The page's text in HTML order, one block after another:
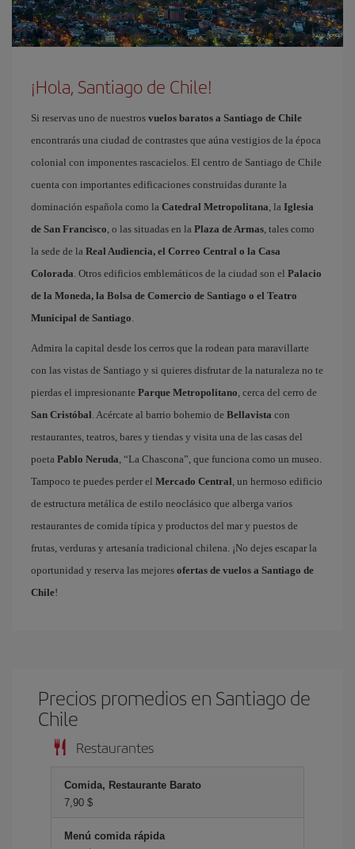
¡Hola, Santiago de Chile!
Si reservas uno de nuestros vuelos baratos a Santiago de Chile
encontrarás una ciudad de contrastes que aúna vestigios de la época
colonial con imponentes rascacielos. El centro de Santiago de Chile
cuenta con importantes edificaciones construidas durante la
dominación española como la Catedral Metropolitana, la Iglesia
de San Francisco, o las situadas en la Plaza de Armas, tales como
la sede de la Real Audiencia, el Correo Central o la Casa
Colorada. Otros edificios emblemáticos de la ciudad son el Palacio
de la Moneda, la Bolsa de Comercio de Santiago o el Teatro
Municipal de Santiago.
Admira la capital desde los cerros que la rodean para maravillarte
con las vistas de Santiago y si quieres disfrutar de la naturaleza no te
pierdas el impresionante Parque Metropolitano, cerca del cerro de
San Cristóbal. Acércate al barrio bohemio de Bellavista con
restaurantes, teatros, bares y tiendas y visita una de las casas del
poeta Pablo Neruda, “La Chascona”, que funciona como un museo.
Tampoco te puedes perder el Mercado Central, un hermoso edificio
de estructura metálica de estilo neoclásico que alberga varios
restaurantes de comida típica y productos del mar y puestos de
frutas, verduras y artesanía tradicional chilena. ¡No dejes escapar la
oportunidad y reserva las mejores ofertas de vuelos a Santiago de
Chile!
Precios promedios en Santiago de
Chile
Restaurantes
Comida, Restaurante Barato
7,90 $
Menú comida rápida